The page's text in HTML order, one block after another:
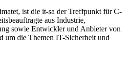
ist die it-sa der Treffpunkt für C-
aus Industrie,
sowie Entwickler und Anbieter von
um die Themen IT-Sicherheit und